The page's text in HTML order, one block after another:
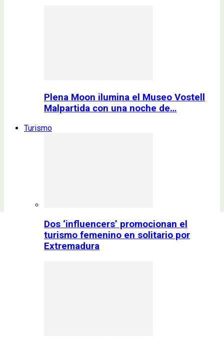
Plena Moon ilumina el Museo Vostell
Malpartida con una noche de…
Turismo
Dos ‘influencers’ promocionan el
turismo femenino en solitario por
Extremadura